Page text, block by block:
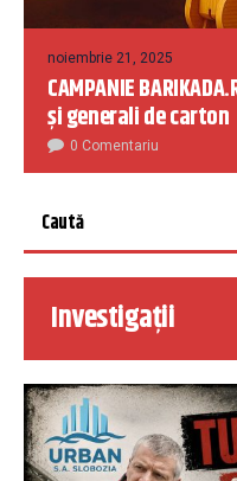
noiembrie 21, 2025
CAMPANIE
și generali de carton
0 Comentariu
Investigații